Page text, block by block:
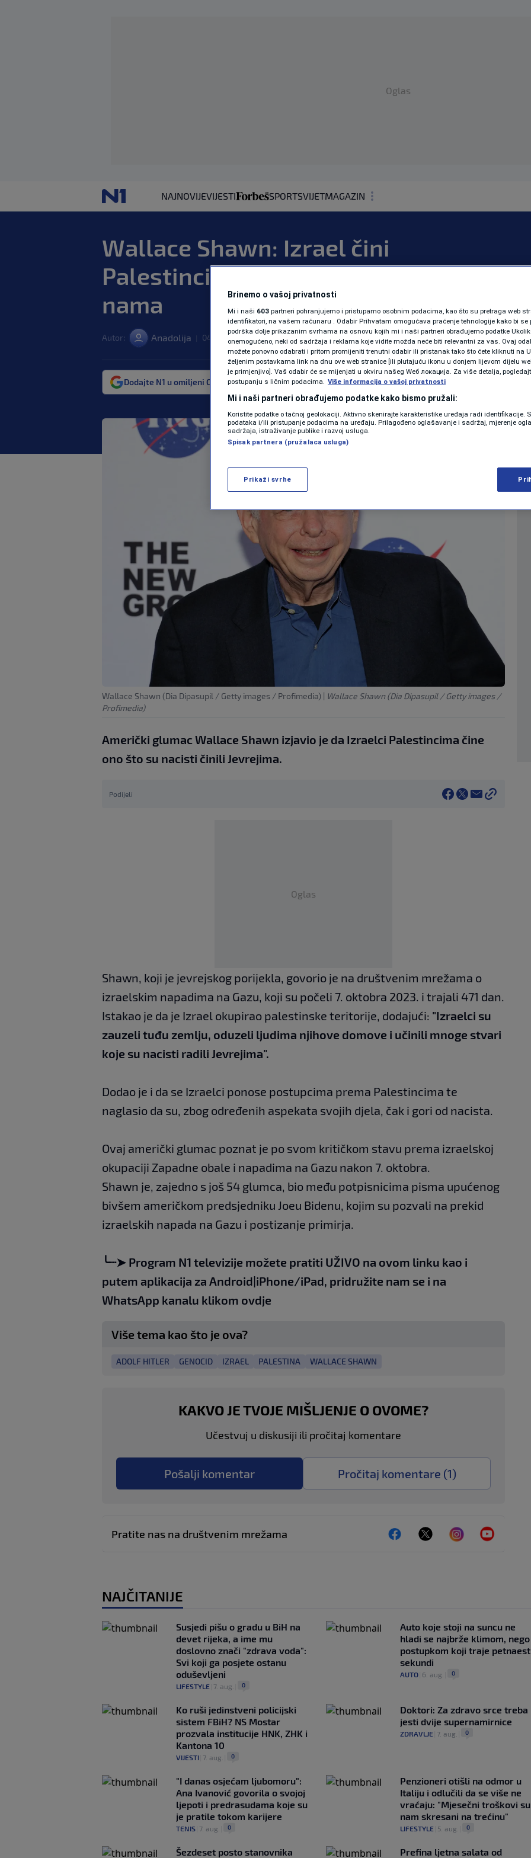
Oglas
NAJNOVIJEVIJESTI SPORTSVIJETMAGAZIN
SHOWBIZ
KOLUMNE
PODCAST
N1 SPECIJAL
FENOMENI
NEISTRAŽENO
VIRALNO
Wallace Shawn: Izrael čini
Palestincima ono što je Hitler radio
nama
Autor: Anadolija 04. feb. 2025. 18:48 SHOWBIZ | 1 komentar
Dodajte N1 u omiljeni Google izvor Više
Wallace Shawn (Dia Dipasupil / Getty images / Profimedia) | Wallace Shawn (Dia Dipasupil / Getty images /
Profimedia)
Američki glumac Wallace Shawn izjavio je da Izraelci Palestincima čine
ono što su nacisti činili Jevrejima.
Podijeli
Oglas
Shawn, koji je jevrejskog porijekla, govorio je na društvenim mrežama o
izraelskim napadima na Gazu, koji su počeli 7. oktobra 2023. i trajali 471 dan.
Istakao je da je Izrael okupirao palestinske teritorije, dodajući: "Izraelci su
zauzeli tuđu zemlju, oduzeli ljudima njihove domove i učinili mnoge stvari
koje su nacisti radili Jevrejima".
Dodao je i da se Izraelci ponose postupcima prema Palestincima te
naglasio da su, zbog određenih aspekata svojih djela, čak i gori od nacista.
Ovaj američki glumac poznat je po svom kritičkom stavu prema izraelskoj
okupaciji Zapadne obale i napadima na Gazu nakon 7. oktobra.
Shawn je, zajedno s još 54 glumca, bio među potpisnicima pisma upućenog
bivšem američkom predsjedniku Joeu Bidenu, kojim su pozvali na prekid
izraelskih napada na Gazu i postizanje primirja.
╰┈➤ Program N1 televizije možete pratiti UŽIVO na ovom linku kao i
putem aplikacija za Android|iPhone/iPad, pridružite nam se i na
WhatsApp kanalu klikom ovdje
Više tema kao što je ova?
ADOLF HITLER GENOCID IZRAEL PALESTINA WALLACE SHAWN
KAKVO JE TVOJE MIŠLJENJE O OVOME?
Učestvuj u diskusiji ili pročitaj komentare
Pošalji komentar Pročitaj komentare (1)
Pratite nas na društvenim mrežama
NAJČITANIJE
Susjedi pišu o gradu u BiH na
devet rijeka, a ime mu
doslovno znači "zdrava voda":
Svi koji ga posjete ostanu
oduševljeni
LIFESTYLE 7. aug. 0
Auto koje stoji na suncu ne
hladi se najbrže klimom, nego
postupkom koji traje petnaest
sekundi
AUTO| 6. aug. 0
Ko ruši jedinstveni policijski
sistem FBiH? NS Mostar
prozvala institucije HNK, ZHK i
Kantona 10
VIJESTI 7. aug. 0
Doktori: Za zdravo srce treba
jesti dvije supernamirnice
ZDRAVLJE| 7. aug. 0
"I danas osjećam ljubomoru":
Ana Ivanović govorila o svojoj
ljepoti i predrasudama koje su
je pratile tokom karijere
TENIS 7. aug. 0
Penzioneri otišli na odmor u
Italiju i odlučili da se više ne
vraćaju: "Mjesečni troškovi su
nam skresani na trećinu"
LIFESTYLE| 5. aug. 0
Šezdeset posto stanovnika
Prefina ljetna salata od
Brinemo o vašoj privatnosti
Mi i naši 603 partneri pohranjujemo i pristupamo osobnim podacima, kao što su pretraga web
identifikatori, na vašem računaru . Odabir Prihvatam omogućava praćenje tehnologije kako bi se
podrška dolje prikazanim svrhama na osnovu kojih mi i naši partneri obrađujemo podatke
onemogućeno, neki od sadržaja i reklama koje vidite možda neće biti relevantni za vas. Ovaj
možete ponovno odabrati i pritom promijeniti trenutni odabir ili pristanak tako što ćete kliknuti na
željenim postavkama link na dnu ove web stranice [ili plutajuću ikonu u donjem lijevom dijelu
je primjenjivo]. Vaš odabir će se mijenjati u okviru našeg Wеб локација. Za više detalja,
postupanju s ličnim podacima. Više informacija o vašoj privatnosti
Mi i naši partneri obrađujemo podatke kako bismo pružali:
Koristite podatke o tačnoj geolokaciji. Aktivno skenirajte karakteristike uređaja radi identifikacije.
podataka i/ili pristupanje podacima na uređaju. Prilagođeno oglašavanje i sadržaj, mjerenje
sadržaja, istraživanje publike i razvoj usluga.
Spisak partnera (pružalaca usluga)
Prikaži svrhe